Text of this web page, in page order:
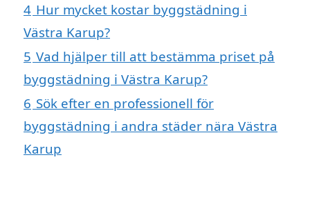
4 Hur mycket kostar byggstädning i
Västra Karup?
5 Vad hjälper till att bestämma priset på
byggstädning i Västra Karup?
6 Sök efter en professionell för
byggstädning i andra städer nära Västra
Karup